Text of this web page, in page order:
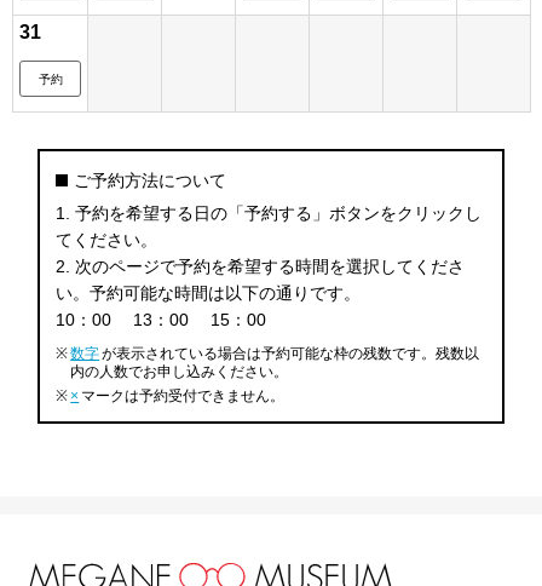
31
予約
ご予約方法について
1. 予約を希望する日の「予約する」ボタンをクリックし
てください。
2. 次のページで予約を希望する時間を選択してくださ
い。予約可能な時間は以下の通りです。
10：00
13：00 15：00
※数字が表示されている場合は予約可能な枠の残数です。残数以
内の人数でお申し込みください。
※ × マークは予約受付できません。